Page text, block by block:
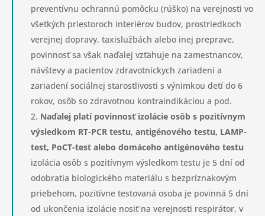
preventívnu ochrannú pomôcku (rúško) na verejnosti vo
všetkých priestoroch interiérov budov, prostriedkoch
verejnej dopravy, taxislužbách alebo inej preprave,
povinnosť sa však naďalej vzťahuje na zamestnancov,
návštevy a pacientov zdravotníckych zariadení a
zariadení sociálnej starostlivosti s výnimkou detí do 6
rokov, osôb so zdravotnou kontraindikáciou a pod.
Naďalej platí povinnosť izolácie osôb s pozitívnym
výsledkom RT-PCR testu, antigénového testu, LAMP-
test, PoCT-test alebo domáceho antigénového testu
izolácia osôb s pozitívnym výsledkom testu je 5 dní od
odobratia biologického materiálu s bezpríznakovým
priebehom, pozitívne testovaná osoba je povinná 5 dní
od ukončenia izolácie nosiť na verejnosti respirátor, v